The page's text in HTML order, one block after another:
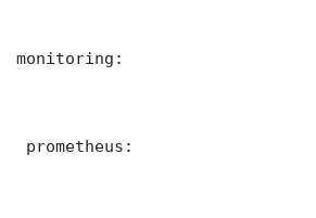
monitoring:
prometheus: